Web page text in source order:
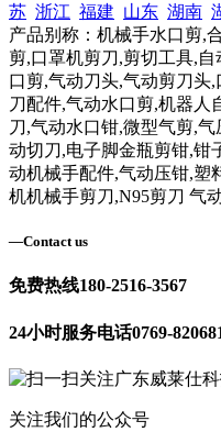
苏 浙江 福建 山东 湖南
产品别称：机械手水口剪,
剪,口罩机剪刀,剪切工具,
口剪,气动刀头,气动剪刀头
刀配件,气动水口剪,机器人
刀,气动水口钳,微型气剪,
动切刀,电子脚金瓶剪钳,钳
动机械手配件,气动压钳,塑
机机械手剪刀,N95剪刀 气
—Contact us
免费热线180-2516-3567
24小时服务电话0769-
关注我们的公众号